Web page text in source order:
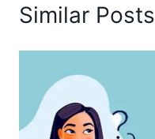
Similar Posts